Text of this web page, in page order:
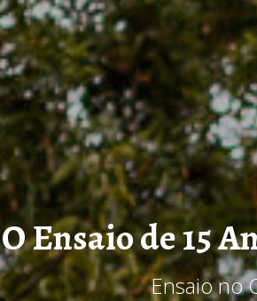
O Ensaio de 15
Ensaio no